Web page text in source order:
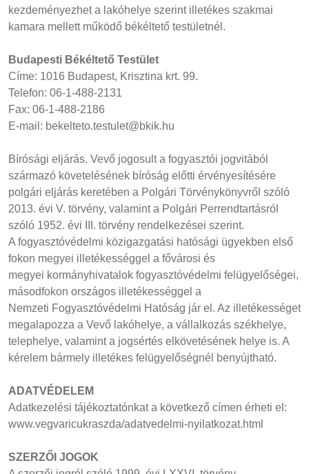
kezdeményezhet a lakóhelye szerint illetékes szakmai
kamara mellett működő békéltető testületnél.
Budapesti Békéltető Testület
Címe: 1016 Budapest, Krisztina krt. 99.
Telefon: 06-1-488-2131
Fax: 06-1-488-2186
E-mail: bekelteto.testulet@bkik.hu
Bírósági eljárás. Vevő jogosult a fogyasztói jogvitából
származó követelésének bíróság előtti érvényesítésére
polgári eljárás keretében a Polgári Törvénykönyvről szóló
2013. évi V. törvény, valamint a Polgári Perrendtartásról
szóló 1952. évi III. törvény rendelkezései szerint.
A fogyasztóvédelmi közigazgatási hatósági ügyekben első
fokon megyei illetékességgel a fővárosi és
megyei kormányhivatalok fogyasztóvédelmi felügyelőségei,
másodfokon országos illetékességgel a
Nemzeti Fogyasztóvédelmi Hatóság jár el. Az illetékességet
megalapozza a Vevő lakóhelye, a vállalkozás székhelye,
telephelye, valamint a jogsértés elkövetésének helye is. A
kérelem bármely illetékes felügyelőségnél benyújtható.
ADATVÉDELEM
Adatkezelési tájékoztatónkat a következő címen érheti el:
www.vegvaricukraszda/adatvedelmi-nyilatkozat.html
SZERZŐI JOGOK